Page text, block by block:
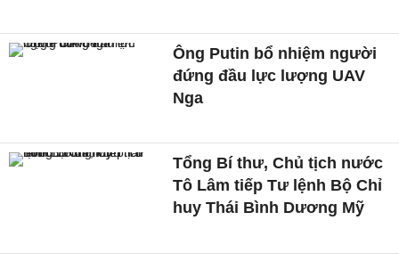
Ông Putin bổ nhiệm người
đứng đầu lực lượng UAV
Nga
Tổng Bí thư, Chủ tịch nước
Tô Lâm tiếp Tư lệnh Bộ Chỉ
huy Thái Bình Dương Mỹ